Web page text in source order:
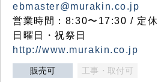
ebmaster@murakin.co.jp
営業時間：8:30〜17:30 / 定休
日曜日・祝祭日
http://www.murakin.co.jp
販売可 工事・取付可